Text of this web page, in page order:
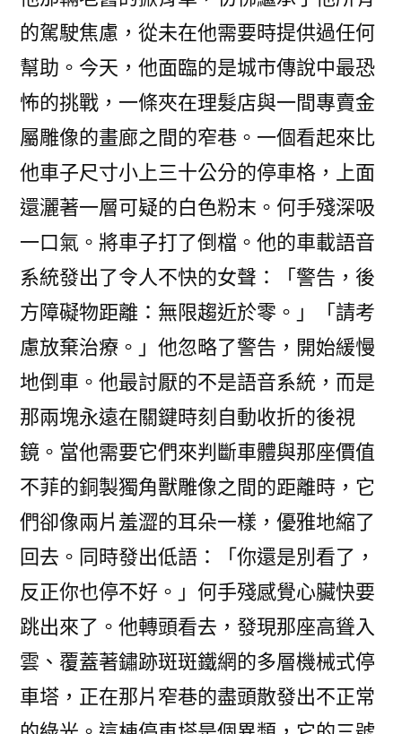
的駕駛焦慮，從未在他需要時提供過任何
幫助。今天，他面臨的是城市傳說中最恐
怖的挑戰，一條夾在理髮店與一間專賣金
屬雕像的畫廊之間的窄巷。一個看起來比
他車子尺寸小上三十公分的停車格，上面
還灑著一層可疑的白色粉末。何手殘深吸
一口氣。將車子打了倒檔。他的車載語音
系統發出了令人不快的女聲：「警告，後
方障礙物距離：無限趨近於零。」「請考
慮放棄治療。」他忽略了警告，開始緩慢
地倒車。他最討厭的不是語音系統，而是
那兩塊永遠在關鍵時刻自動收折的後視
鏡。當他需要它們來判斷車體與那座價值
不菲的銅製獨角獸雕像之間的距離時，它
們卻像兩片羞澀的耳朵一樣，優雅地縮了
回去。同時發出低語：「你還是別看了，
反正你也停不好。」何手殘感覺心臟快要
跳出來了。他轉頭看去，發現那座高聳入
雲、覆蓋著鏽跡斑斑鐵網的多層機械式停
車塔，正在那片窄巷的盡頭散發出不正常